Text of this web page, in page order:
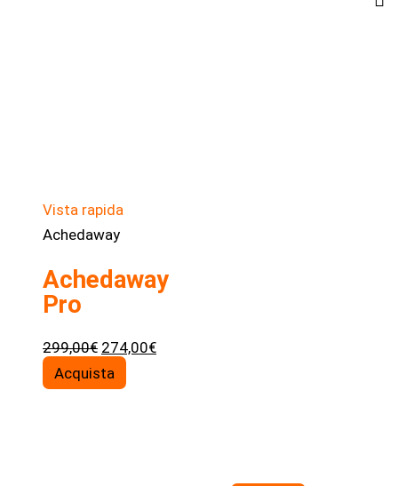
Vista rapida
Achedaway
Achedaway
Pro
299,00€ Il
prezzo
274,00€Il
Acquista